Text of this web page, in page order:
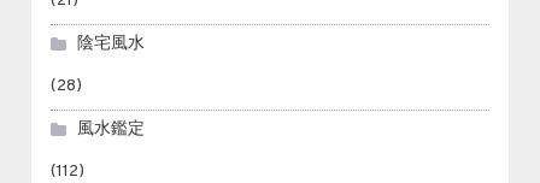
陰宅風水
(28)
風水鑑定
(112)